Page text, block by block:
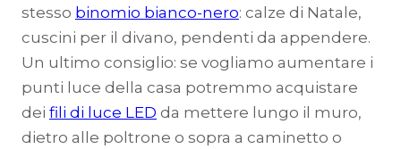
stesso binomio bianco-nero: calze di Natale,
cuscini per il divano, pendenti da appendere.
Un ultimo consiglio: se vogliamo aumentare i
punti luce della casa potremmo acquistare
dei fili di luce LED da mettere lungo il muro,
dietro alle poltrone o sopra a caminetto o